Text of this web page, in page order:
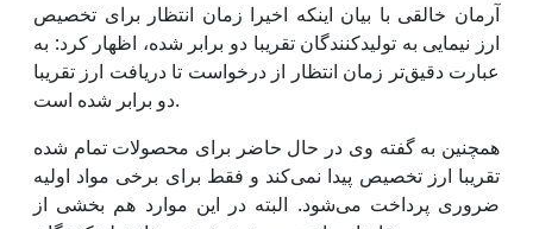
آرمان خالقی با بیان اینکه اخیرا زمان انتظار برای تخصیص
ارز نیمایی به تولیدکنندگان تقریبا دو برابر شده، اظهار کرد: به
عبارت دقیق‌تر زمان انتظار از درخواست تا دریافت ارز تقریبا
دو برابر شده است.
همچنین به گفته وی در حال حاضر برای محصولات تمام شده
تقریبا ارز تخصیص پیدا نمی‌کند و فقط برای برخی مواد اولیه
ضروری پرداخت می‌شود. البته در این موارد هم بخشی از